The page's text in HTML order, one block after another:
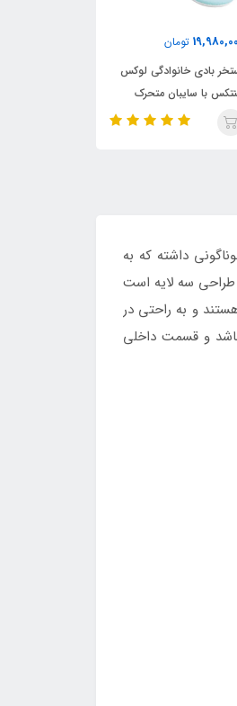
تومان
بادی مستطیلی
اینتکس با نشیمنگاه
بادی
داشته که به
طراحی سه لایه است
و به راحتی در
و قسمت داخلی